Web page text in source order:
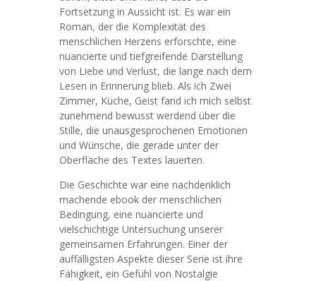
Fortsetzung in Aussicht ist. Es war ein
Roman, der die Komplexität des
menschlichen Herzens erforschte, eine
nuancierte und tiefgreifende Darstellung
von Liebe und Verlust, die lange nach dem
Lesen in Erinnerung blieb. Als ich Zwei
Zimmer, Küche, Geist fand ich mich selbst
zunehmend bewusst werdend über die
Stille, die unausgesprochenen Emotionen
und Wünsche, die gerade unter der
Oberfläche des Textes lauerten.
Die Geschichte war eine nachdenklich
machende ebook der menschlichen
Bedingung, eine nuancierte und
vielschichtige Untersuchung unserer
gemeinsamen Erfahrungen. Einer der
auffälligsten Aspekte dieser Serie ist ihre
Fähigkeit, ein Gefühl von Nostalgie